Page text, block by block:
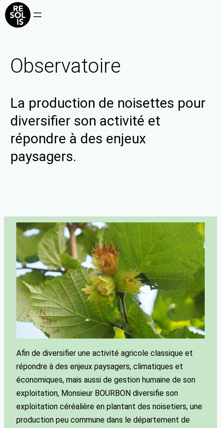
Observatoire
La production de noisettes pour
diversifier son activité et
répondre à des enjeux
paysagers.
Afin de diversifier une activité agricole classique et
répondre à des enjeux paysagers, climatiques et
économiques, mais aussi de gestion humaine de son
exploitation, Monsieur BOURBON diversifie son
exploitation céréalière en plantant des noisetiers, une
production peu commune dans le département de